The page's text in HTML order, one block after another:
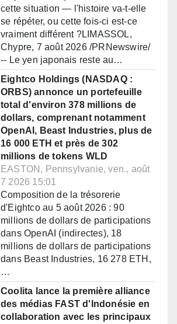
cette situation — l'histoire va-t-elle
se répéter, ou cette fois-ci est-ce
vraiment différent ?LIMASSOL,
Chypre, 7 août 2026 /PRNewswire/
-- Le yen japonais reste au…
Eightco Holdings (NASDAQ :
ORBS) annonce un portefeuille
total d'environ 378 millions de
dollars, comprenant notamment
OpenAI, Beast Industries, plus de
16 000 ETH et près de 302
millions de tokens WLD
EASTON, Pennsylvanie, ven., août
7 2026 15:01
Composition de la trésorerie
d'Eightco au 5 août 2026 : 90
millions de dollars de participations
dans OpenAI (indirectes), 18
millions de dollars de participations
dans Beast Industries, 16 278 ETH,
…
Coolita lance la première alliance
des médias FAST d'Indonésie en
collaboration avec les principaux